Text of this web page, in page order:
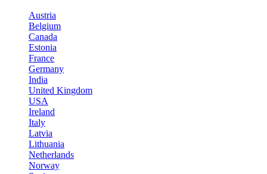
Austria
Belgium
Canada
Estonia
France
Germany
India
United Kingdom
USA
Ireland
Italy
Latvia
Lithuania
Netherlands
Norway